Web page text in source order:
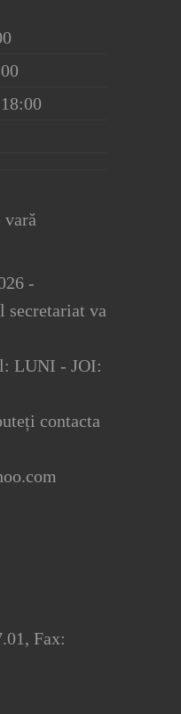
vară
-
secretariat va
LUNI - JOI:
contacta
Fax: